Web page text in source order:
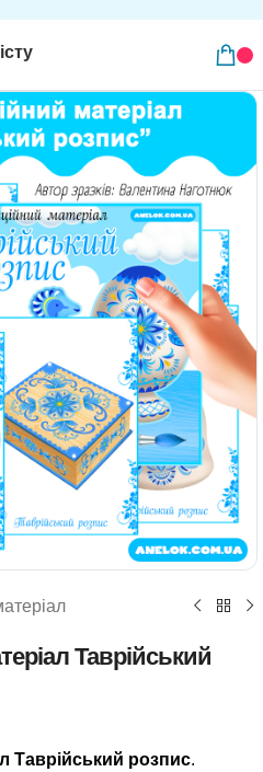
Таврійський
Таврійський розпис.